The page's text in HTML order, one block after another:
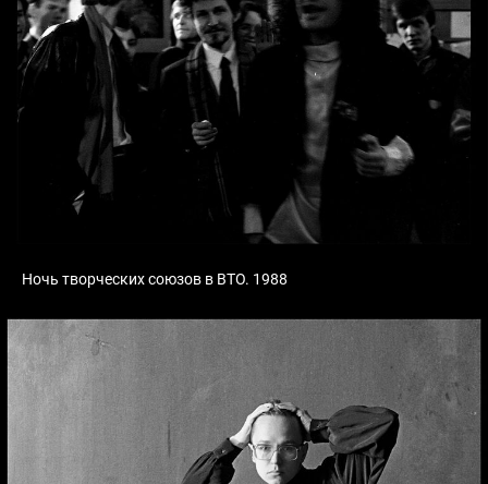
Ночь творческих союзов в ВТО. 1988